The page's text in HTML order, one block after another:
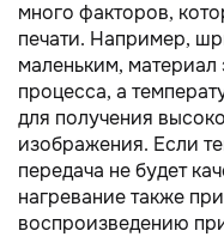
много факторов,
печати. Например,
маленьким, материал
процесса, а
для получения
изображения. Если
передача не будет
нагревание также
воспроизведению